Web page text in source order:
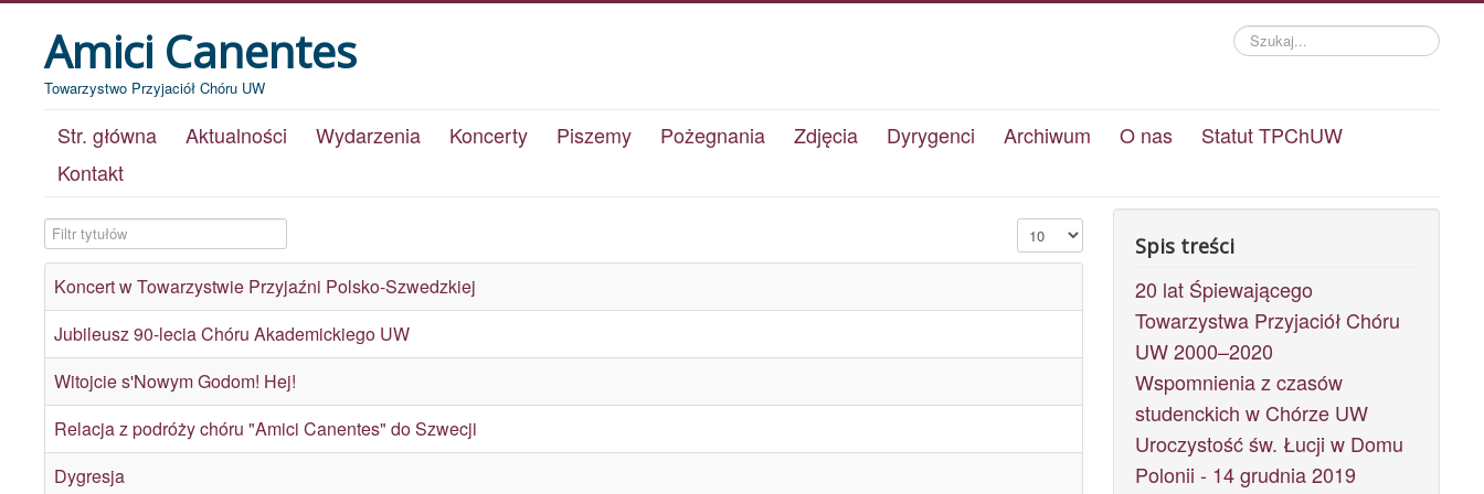
Amici Canentes
Towarzystwo Przyjaciół Chóru UW
Szukaj...
Str. główna Aktualności Wydarzenia Koncerty Piszemy Pożegnania Zdjęcia Dyrygenci Archiwum O nas
Statut TPChUW
Kontakt
Filtr tytułów Pokaż #
Koncert w Towarzystwie Przyjaźni Polsko-Szwedzkiej
Jubileusz 90-lecia Chóru Akademickiego UW
Witojcie s'Nowym Godom! Hej!
Relacja z podróży chóru "Amici Canentes" do Szwecji
Dygresja
Spis treści
20 lat Śpiewającego
Towarzystwa Przyjaciół Chóru
UW 2000–2020
Wspomnienia z czasów
studenckich w Chórze UW
Uroczystość św. Łucji w Domu
Polonii - 14 grudnia 2019